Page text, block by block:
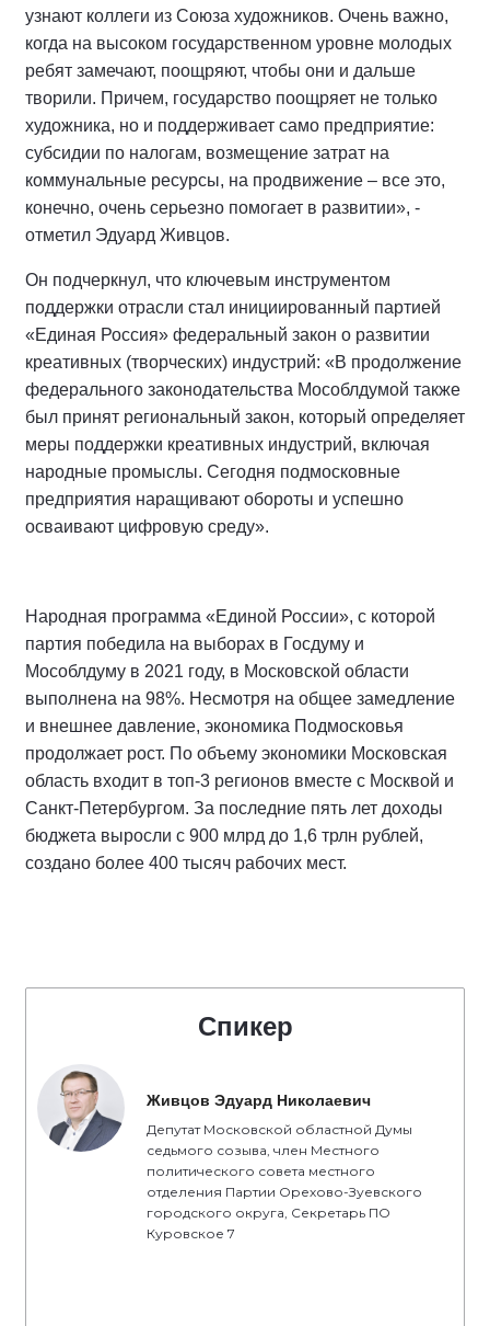
узнают коллеги из Союза художников. Очень важно,
когда на высоком государственном уровне молодых
ребят замечают, поощряют, чтобы они и дальше
творили. Причем, государство поощряет не только
художника, но и поддерживает само предприятие:
субсидии по налогам, возмещение затрат на
коммунальные ресурсы, на продвижение – все это,
конечно, очень серьезно помогает в развитии», -
отметил Эдуард Живцов.
Он подчеркнул, что ключевым инструментом
поддержки отрасли стал инициированный партией
«Единая Россия» федеральный закон о развитии
креативных (творческих) индустрий: «В продолжение
федерального законодательства Мособлдумой также
был принят региональный закон, который определяет
меры поддержки креативных индустрий, включая
народные промыслы. Сегодня подмосковные
предприятия наращивают обороты и успешно
осваивают цифровую среду».
Народная программа «Единой России», с которой
партия победила на выборах в Госдуму и
Мособлдуму в 2021 году, в Московской области
выполнена на 98%. Несмотря на общее замедление
и внешнее давление, экономика Подмосковья
продолжает рост. По объему экономики Московская
область входит в топ-3 регионов вместе с Москвой и
Санкт-Петербургом. За последние пять лет доходы
бюджета выросли с 900 млрд до 1,6 трлн рублей,
создано более 400 тысяч рабочих мест.
Спикер
Живцов Эдуард Николаевич
Депутат Московской областной Думы
седьмого созыва, член Местного
политического совета местного
отделения Партии Орехово-Зуевского
городского округа, Секретарь ПО
Куровское 7